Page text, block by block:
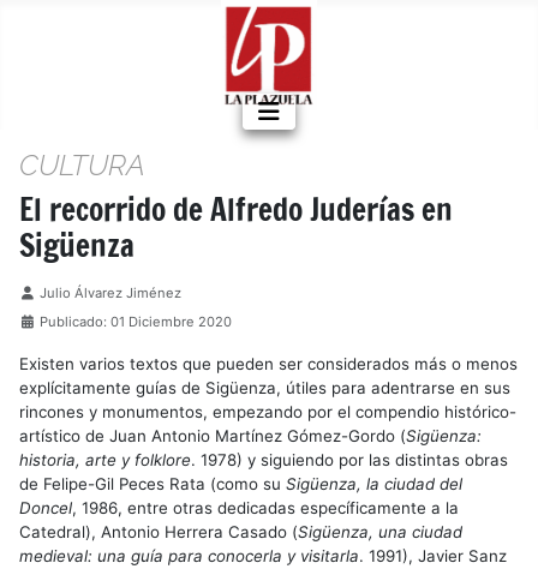
CULTURA
El recorrido de Alfredo Juderías en
Sigüenza
Detalles
Julio Álvarez Jiménez
Publicado: 01 Diciembre 2020
Existen varios textos que pueden ser considerados más o menos
explícitamente guías de Sigüenza, útiles para adentrarse en sus
rincones y monumentos, empezando por el compendio histórico-
artístico de Juan Antonio Martínez Gómez-Gordo (Sigüenza:
historia, arte y folklore. 1978) y siguiendo por las distintas obras
de Felipe-Gil Peces Rata (como su Sigüenza, la ciudad del
Doncel, 1986, entre otras dedicadas específicamente a la
Catedral), Antonio Herrera Casado (Sigüenza, una ciudad
medieval: una guía para conocerla y visitarla. 1991), Javier Sanz